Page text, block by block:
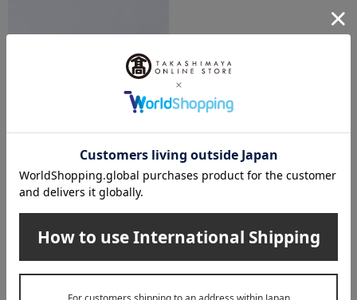
粉引彫文 中皿
LE CREUSET（ル・クルーゼ）
レジェ・オーバル・ディッシ
税込 8,800 円